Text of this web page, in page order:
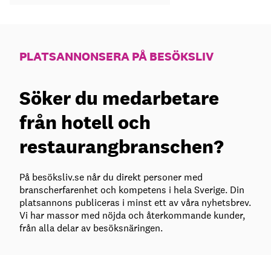
PLATSANNONSERA PÅ BESÖKSLIV
Söker du medarbetare
från hotell och
restaurangbranschen?
På besöksliv.se når du direkt personer med
branscherfarenhet och kompetens i hela Sverige. Din
platsannons publiceras i minst ett av våra nyhetsbrev.
Vi har massor med nöjda och återkommande kunder,
från alla delar av besöksnäringen.